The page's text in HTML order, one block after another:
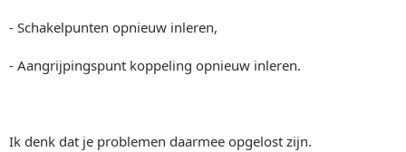
- Schakelpunten opnieuw inleren,
- Aangrijpingspunt koppeling opnieuw inleren.
Ik denk dat je problemen daarmee opgelost zijn.